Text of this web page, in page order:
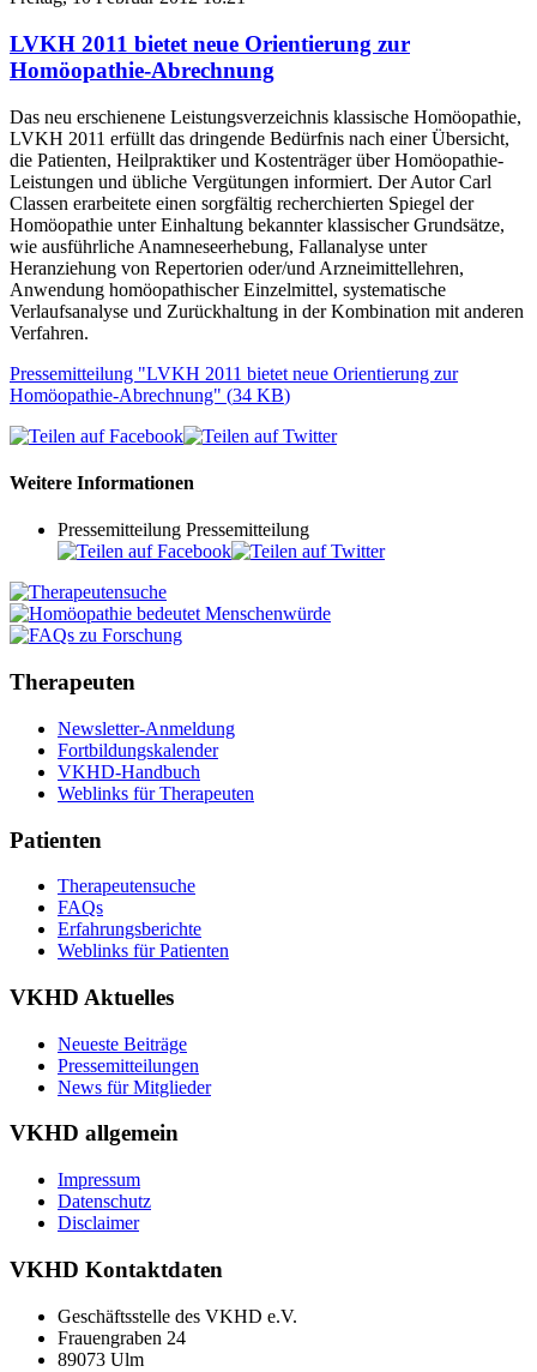
LVKH 2011 bietet neue Orientierung zur
Homöopathie-Abrechnung
Das neu erschienene Leistungsverzeichnis klassische Homöopathie,
LVKH 2011 erfüllt das dringende Bedürfnis nach einer Übersicht,
die Patienten, Heilpraktiker und Kostenträger über Homöopathie-
Leistungen und übliche Vergütungen informiert. Der Autor Carl
Classen erarbeitete einen sorgfältig recherchierten Spiegel der
Homöopathie unter Einhaltung bekannter klassischer Grundsätze,
wie ausführliche Anamneseerhebung, Fallanalyse unter
Heranziehung von Repertorien oder/und Arzneimittellehren,
Anwendung homöopathischer Einzelmittel, systematische
Verlaufsanalyse und Zurückhaltung in der Kombination mit anderen
Verfahren.
Pressemitteilung "LVKH 2011 bietet neue Orientierung zur
Homöopathie-Abrechnung" (34 KB)
Weitere Informationen
Pressemitteilung Pressemitteilung
Therapeuten
Newsletter-Anmeldung
Fortbildungskalender
VKHD-Handbuch
Weblinks für Therapeuten
Patienten
Therapeutensuche
FAQs
Erfahrungsberichte
Weblinks für Patienten
VKHD Aktuelles
Neueste Beiträge
Pressemitteilungen
News für Mitglieder
VKHD allgemein
Impressum
Datenschutz
Disclaimer
VKHD Kontaktdaten
Geschäftsstelle des VKHD e.V.
Frauengraben 24
89073 Ulm